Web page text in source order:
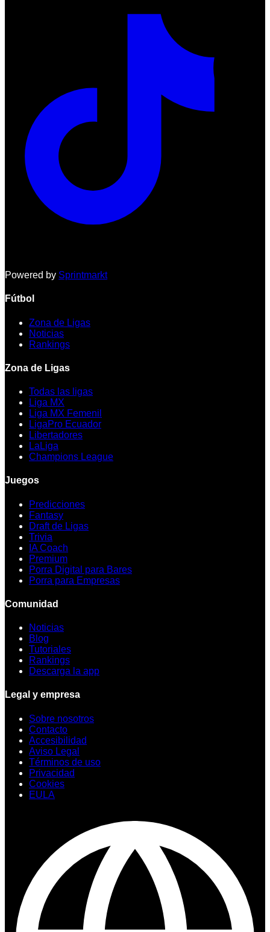
Powered by Sprintmarkt
Fútbol
Zona de Ligas
Noticias
Rankings
Zona de Ligas
Todas las ligas
Liga MX
Liga MX Femenil
LigaPro Ecuador
Libertadores
LaLiga
Champions League
Juegos
Predicciones
Fantasy
Draft de Ligas
Trivia
IA Coach
Premium
Porra Digital para Bares
Porra para Empresas
Comunidad
Noticias
Blog
Tutoriales
Rankings
Descarga la app
Legal y empresa
Sobre nosotros
Contacto
Accesibilidad
Aviso Legal
Términos de uso
Privacidad
Cookies
EULA